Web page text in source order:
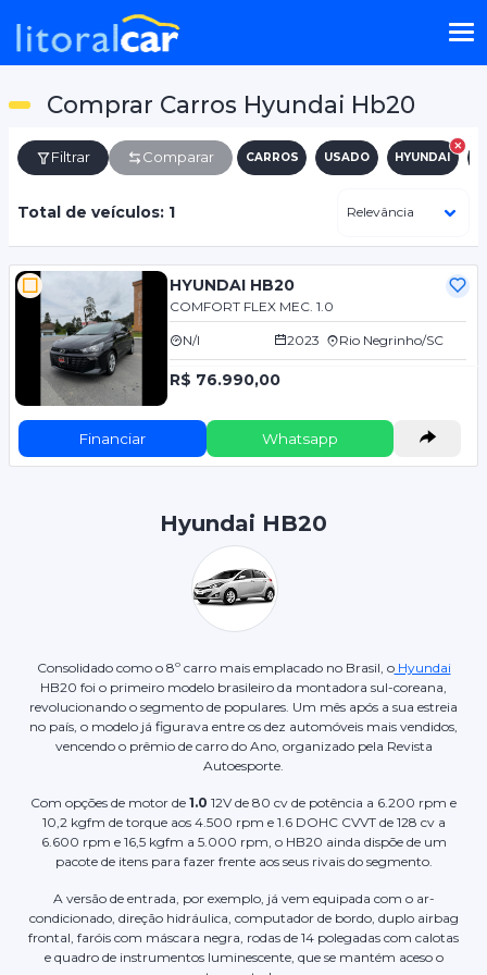
Comprar Carros Hyundai Hb20
Filtrar Comparar CARROS USADO HYUNDAI
Total de veículos: 1
HYUNDAI HB20
COMFORT FLEX MEC. 1.0
N/I 2023 Rio Negrinho/SC
R$ 76.990,00
Financiar Whatsapp
Hyundai HB20
Consolidado como o 8º carro mais emplacado no Brasil, oHyundai
HB20 foi o primeiro modelo brasileiro da montadora sul-coreana,
revolucionando o segmento de populares. Um mês após a sua estreia
no país, o modelo já figurava entre os dez automóveis mais vendidos,
vencendo o prêmio de carro do Ano, organizado pela Revista
Autoesporte.
Com opções de motor de 1.0 12V de 80 cv de potência a 6.200 rpm e
10,2 kgfm de torque aos 4.500 rpm e 1.6 DOHC CVVT de 128 cv a
6.600 rpm e 16,5 kgfm a 5.000 rpm, o HB20 ainda dispõe de um
pacote de itens para fazer frente aos seus rivais do segmento.
A versão de entrada, por exemplo, já vem equipada com o ar-
condicionado, direção hidráulica, computador de bordo, duplo airbag
frontal, faróis com máscara negra, rodas de 14 polegadas com calotas
e quadro de instrumentos luminescente, que se mantém aceso o